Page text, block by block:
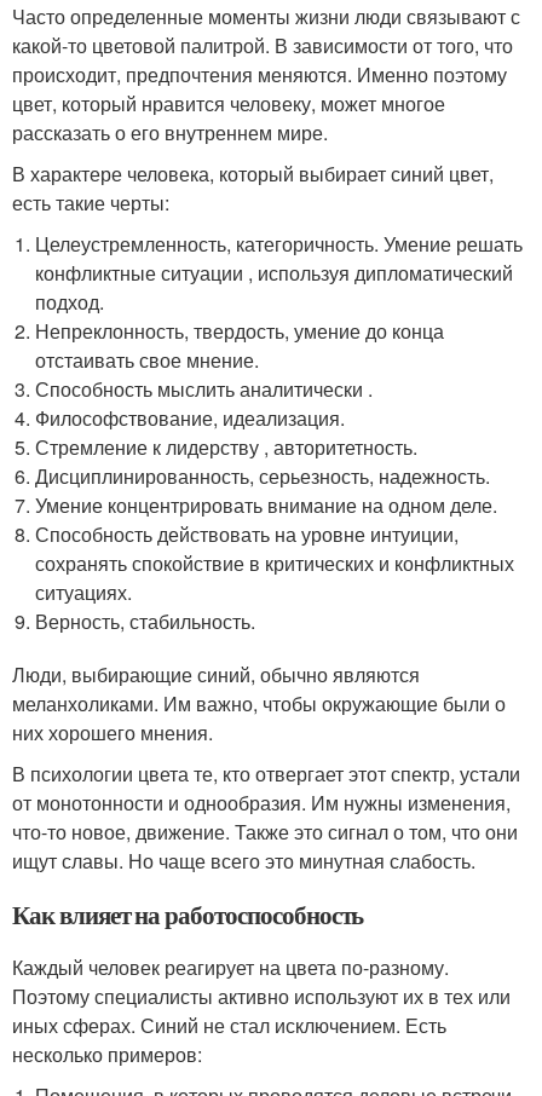
Часто определенные моменты жизни люди связывают с
какой-то цветовой палитрой. В зависимости от того, что
происходит, предпочтения меняются. Именно поэтому
цвет, который нравится человеку, может многое
рассказать о его внутреннем мире.
В характере человека, который выбирает синий цвет,
есть такие черты:
Целеустремленность, категоричность. Умение решать
конфликтные ситуации , используя дипломатический
подход.
Непреклонность, твердость, умение до конца
отстаивать свое мнение.
Способность мыслить аналитически .
Философствование, идеализация.
Стремление к лидерству , авторитетность.
Дисциплинированность, серьезность, надежность.
Умение концентрировать внимание на одном деле.
Способность действовать на уровне интуиции,
сохранять спокойствие в критических и конфликтных
ситуациях.
Верность, стабильность.
Люди, выбирающие синий, обычно являются
меланхоликами. Им важно, чтобы окружающие были о
них хорошего мнения.
В психологии цвета те, кто отвергает этот спектр, устали
от монотонности и однообразия. Им нужны изменения,
что-то новое, движение. Также это сигнал о том, что они
ищут славы. Но чаще всего это минутная слабость.
Как влияет на работоспособность
Каждый человек реагирует на цвета по-разному.
Поэтому специалисты активно используют их в тех или
иных сферах. Синий не стал исключением. Есть
несколько примеров: